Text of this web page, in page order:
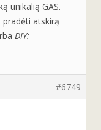
unikalią GAS.
atskirą
DIY:
#6749